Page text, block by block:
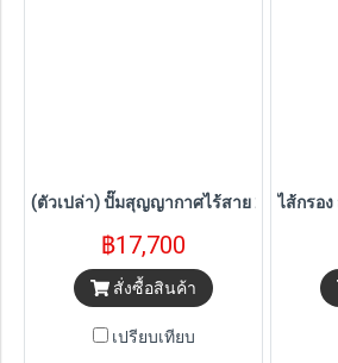
(ตัวเปล่า) ปั๊มสุญญากาศไร้สาย 20V
฿17,700
สั่งซื้อสินค้า
เปรียบเทียบ
ไส้กรอง